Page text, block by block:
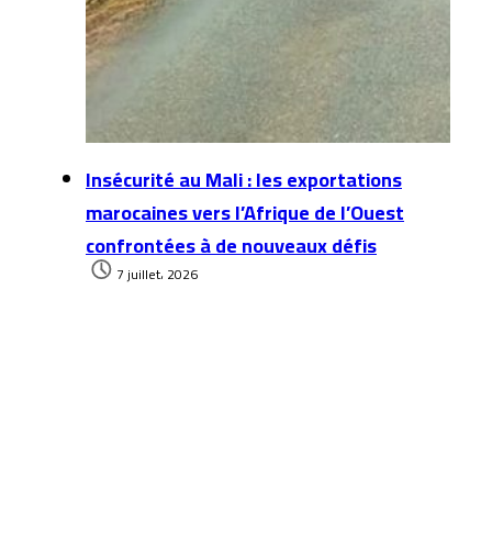
Insécurité au Mali : les exportations
marocaines vers l’Afrique de l’Ouest
confrontées à de nouveaux défis
7 juillet، 2026